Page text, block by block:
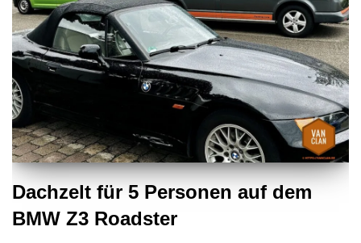
Dachzelt für 5 Personen auf dem
BMW Z3 Roadster